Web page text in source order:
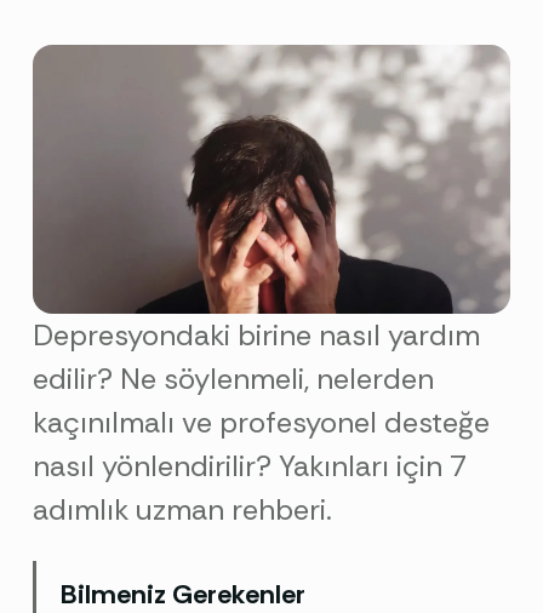
Depresyondaki birine nasıl yardım
edilir? Ne söylenmeli, nelerden
kaçınılmalı ve profesyonel desteğe
nasıl yönlendirilir? Yakınları için 7
adımlık uzman rehberi.
Bilmeniz Gerekenler